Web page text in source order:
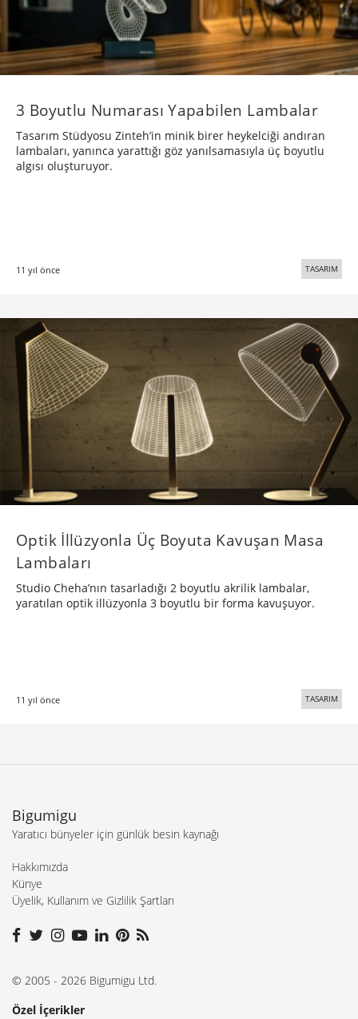
​3 Boyutlu Numarası Yapabilen Lambalar
Tasarım Stüdyosu Zinteh’in minik birer heykelciği andıran
lambaları, yanınca yarattığı göz yanılsamasıyla üç boyutlu
algısı oluşturuyor.
11 yıl önce TASARIM
​Optik İllüzyonla Üç Boyuta Kavuşan Masa
Lambaları
Studio Cheha’nın tasarladığı 2 boyutlu akrilik lambalar,
yaratılan optik illüzyonla 3 boyutlu bir forma kavuşuyor.
11 yıl önce TASARIM
Bigumigu
Yaratıcı bünyeler için günlük besin kaynağı
Hakkımızda
Künye
Üyelik, Kullanım ve Gizlilik Şartları
© 2005 - 2026 Bigumigu Ltd.
Özel İçerikler